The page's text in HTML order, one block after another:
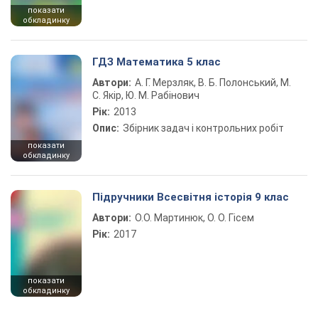
показати
обкладинку
показати
обкладинку
ГДЗ Математика 5 клас
Автори: А. Г. Мерзляк, В. Б. Полонський, М.
С. Якір, Ю. М. Рабінович
Рік: 2013
Опис: Збірник задач і контрольних робіт
показати
обкладинку
Підручники Всесвітня історія 9 клас
Автори: О.О. Мартинюк, О. О. Гісем
Рік: 2017